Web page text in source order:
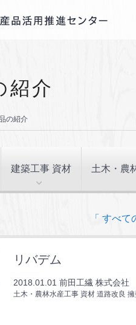
紹介
の紹介
建築工事 資材 土木・農
「 すべ
リバデム
2018.01.01 前田工繊 株式会社
土木・農林水産工事 資材 道路改良